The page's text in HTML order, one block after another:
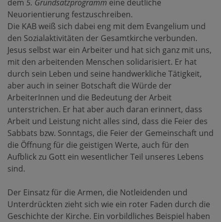
dem 5. Grundsatzprogramm eine deutliche
Neuorientierung festzuschreiben.
Die KAB weiß sich dabei eng mit dem Evangelium und
den Sozialaktivitäten der Gesamtkirche verbunden.
Jesus selbst war ein Arbeiter und hat sich ganz mit uns,
mit den arbeitenden Menschen solidarisiert. Er hat
durch sein Leben und seine handwerkliche Tätigkeit,
aber auch in seiner Botschaft die Würde der
ArbeiterInnen und die Bedeutung der Arbeit
unterstrichen. Er hat aber auch daran erinnert, dass
Arbeit und Leistung nicht alles sind, dass die Feier des
Sabbats bzw. Sonntags, die Feier der Gemeinschaft und
die Öffnung für die geistigen Werte, auch für den
Aufblick zu Gott ein wesentlicher Teil unseres Lebens
sind.
Der Einsatz für die Armen, die Notleidenden und
Unterdrückten zieht sich wie ein roter Faden durch die
Geschichte der Kirche. Ein vorbildliches Beispiel haben